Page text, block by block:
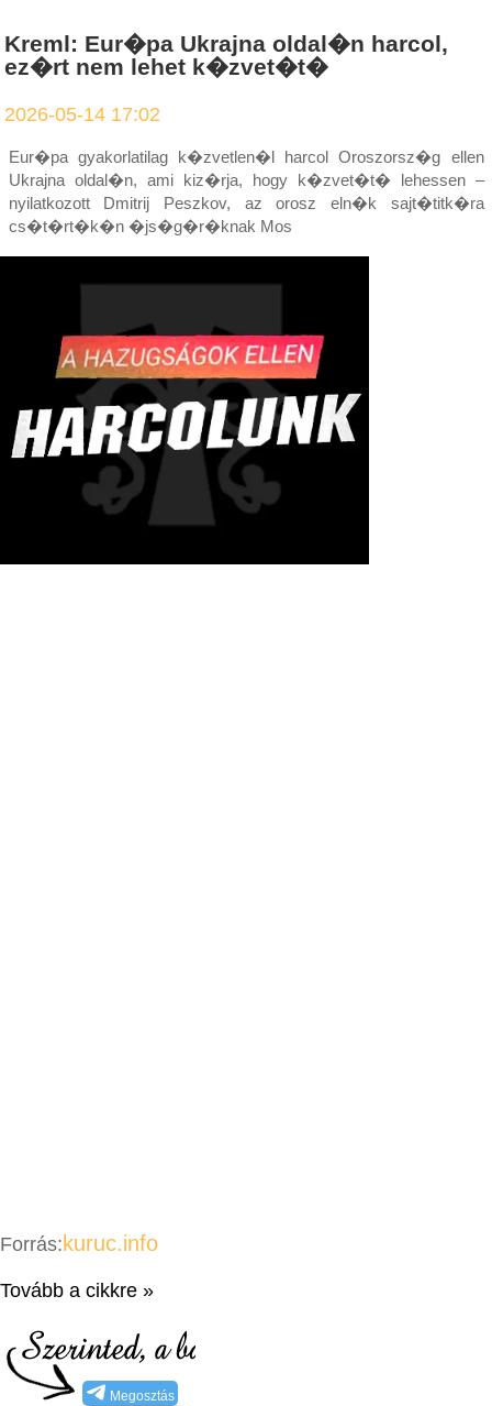
Kreml: Eur�pa Ukrajna oldal�n harcol,
ez�rt nem lehet k�zvet�t�
2026-05-14 17:02
Eur�pa gyakorlatilag k�zvetlen�l harcol Oroszorsz�g ellen
Ukrajna oldal�n, ami kiz�rja, hogy k�zvet�t� lehessen –
nyilatkozott Dmitrij Peszkov, az orosz eln�k sajt�titk�ra
cs�t�rt�k�n �js�g�r�knak Mos
Forrás: kuruc.info
Tovább a cikkre »
Megosztás